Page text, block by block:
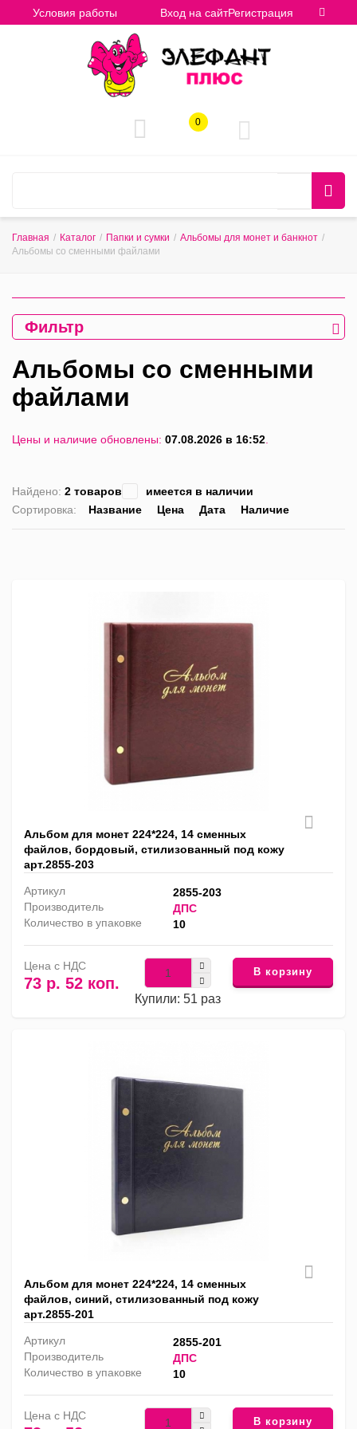
Условия работы Вход на сайтРегистрация
0
Главная / Каталог / Папки и сумки / Альбомы для монет и банкнот /
Альбомы со сменными файлами
Фильтр
Альбомы со сменными
файлами
Цены и наличие обновлены: 07.08.2026 в 16:52.
Найдено: 2 товаров
имеется в наличии
Сортировка:
Название Цена Дата Наличие
Альбом для монет 224*224, 14 сменных
файлов, бордовый, стилизованный под кожу
арт.2855-203
Артикул
2855-203
Производитель
ДПС
Количество в упаковке
10
Цена с НДС
73 р. 52 коп.
Купили: 51 раз
В корзину
Альбом для монет 224*224, 14 сменных
файлов, синий, стилизованный под кожу
арт.2855-201
Артикул
2855-201
Производитель
ДПС
Количество в упаковке
10
Цена с НДС В корзину